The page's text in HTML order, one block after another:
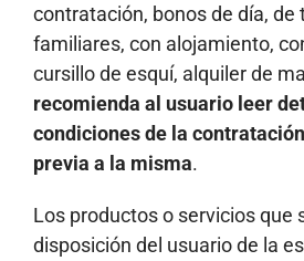
contratación, bonos de día, de
familiares, con alojamiento,
cursillo de esquí, alquiler de
recomienda al usuario leer
condiciones de la
previa a la misma.
Los productos o servicios que
disposición del usuario de la